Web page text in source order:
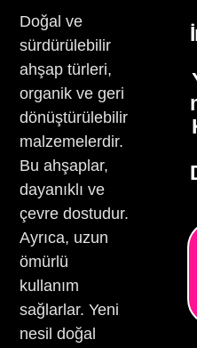
Doğal ve
sürdürülebilir
ahşap türleri,
organik ve geri
dönüştürülebilir
malzemelerdir.
Bu ahşaplar,
dayanıklı ve
çevre dostudur.
Ayrıca, uzun
ömürlü
kullanım
sağlarlar. Yeni
nesil doğal